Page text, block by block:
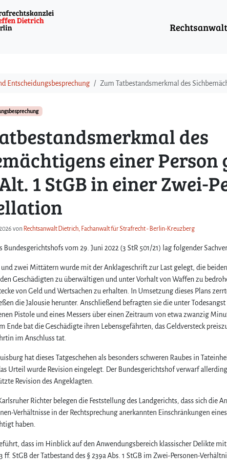
Entscheidungsbesprechung Zum Tatbestandsmerkmal des
des
einer Person
1 StGB in einer Zwei-
von Rechtsanwalt Dietrich, Fachanwalt für Strafrecht - Berlin-Kreuzberg
Bundesgerichtshofs vom 29. Juni 2022 (3 StR 501/21) lag folgender
zwei Mittätern wurde mit der Anklageschrift zur Last gelegt, die
Geschädigten zu überwältigen und unter Vorhalt von Waffen zu
von Geld und Wertsachen zu erhalten. In Umsetzung dieses Plans
die Jalousie herunter. Anschließend befragten sie die unter
Pistole und eines Messers über einen Zeitraum von etwa zwanzig
Ende bat die Geschädigte ihren Lebensgefährten, das Geldversteck
im Anschluss tat.
hat dieses Tatgeschehen als besonders schweren Raubes in
Urteil wurde Revision eingelegt. Der Bundesgerichtshof verwarf
Revision des Angeklagten.
Richter belegen die Feststellung des Landgerichts, dass sich die
Verhältnisse in der Rechtsprechung anerkannten Einschränkungen
haben.
dass im Hinblick auf den Anwendungsbereich klassischer Delikte
ff. StGB der Tatbestand des § 239a Abs. 1 StGB im Zwei-Personen-